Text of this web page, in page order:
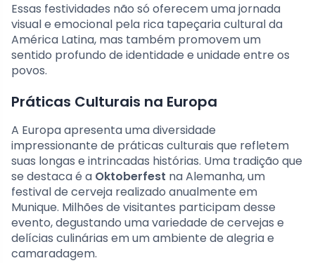
Essas festividades não só oferecem uma jornada
visual e emocional pela rica tapeçaria cultural da
América Latina, mas também promovem um
sentido profundo de identidade e unidade entre os
povos.
Práticas Culturais na Europa
A Europa apresenta uma diversidade
impressionante de práticas culturais que refletem
suas longas e intrincadas histórias. Uma tradição que
se destaca é a Oktoberfest na Alemanha, um
festival de cerveja realizado anualmente em
Munique. Milhões de visitantes participam desse
evento, degustando uma variedade de cervejas e
delícias culinárias em um ambiente de alegria e
camaradagem.